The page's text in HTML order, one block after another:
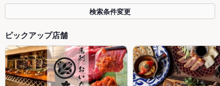
検索条件変更
ピックアップ店舗